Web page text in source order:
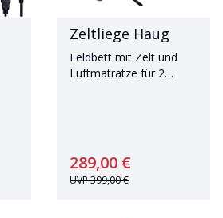
Zeltliege Haug
Feldbett mit Zelt und
Luftmatratze für 2
289,00 €
UVP399,00 €